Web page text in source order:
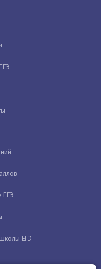
ЕГЭ
ЕГЭ